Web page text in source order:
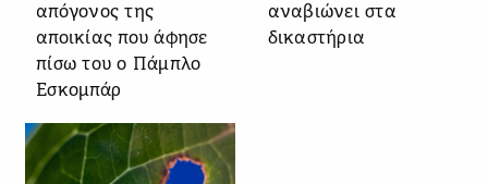
απόγονος της
αποικίας που άφησε
πίσω του ο Πάμπλο
Εσκομπάρ
αναβιώνει στα
δικαστήρια